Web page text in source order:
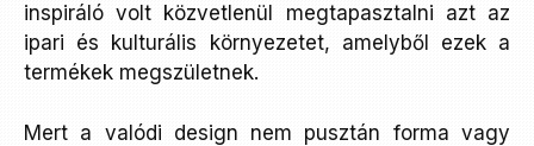
inspiráló volt közvetlenül megtapasztalni azt az
ipari és kulturális környezetet, amelyből ezek a
termékek megszületnek.
Mert a valódi design nem pusztán forma vagy